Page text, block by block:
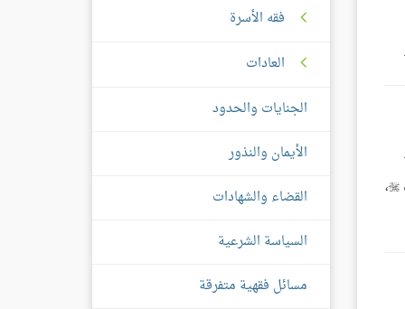
والحديث في سنده بعض المقال. والله جلَّ وعلا له صفات الكمال من كل الوجوه، ومُنزَّهٌ عن صفات النقص والعيب من كل الوجوه ،
فقه الأسرة
العادات
الجنايات والحدود
الأيمان والنذور
القضاء والشهادات
السياسة الشرعية
مسائل فقهية متفرقة